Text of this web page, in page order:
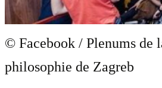
© Facebook / Plenums de
philosophie de Zagreb